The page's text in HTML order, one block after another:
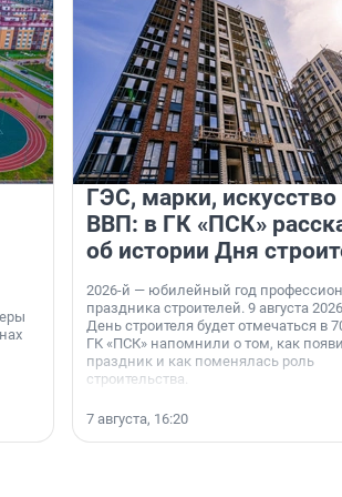
ГЭС, марки, искусство
ВВП: в ГК «ПСК»
об истории Дня
2026-й — юбилейный год
праздника строителей. 9 августа
День строителя будет отмечаться в
ГК «ПСК» напомнили о том, как
праздник и как поменялась роль
строительства.
7 августа, 16:20